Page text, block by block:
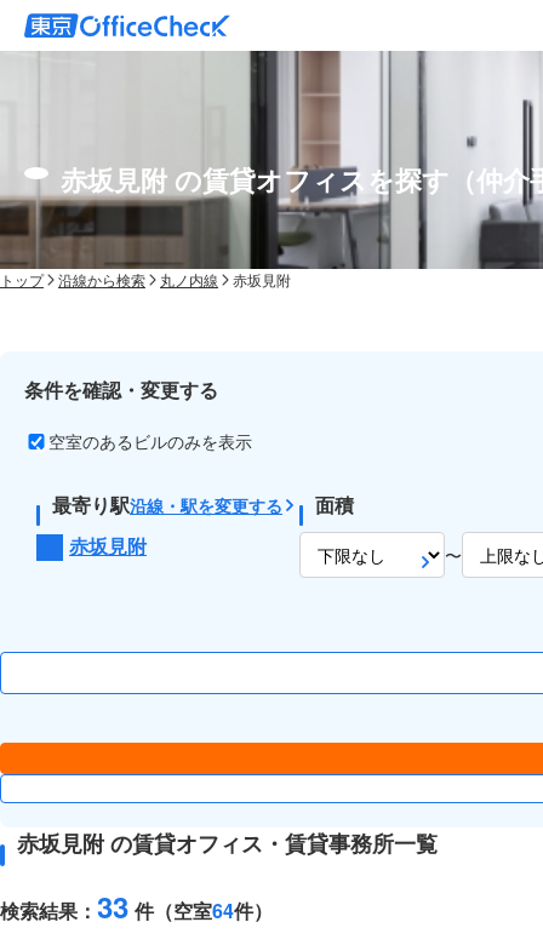
赤坂見附 の賃貸オフィスを探す（仲介
トップ 沿線から検索 丸ノ内線 赤坂見附
条件を確認・変更する
空室のあるビルのみを表示
最寄り駅沿線・駅を変更する
赤坂見附
面積
〜
赤坂見附 の賃貸オフィス・賃貸事務所一覧
検索結果： 33 件（空室64件）